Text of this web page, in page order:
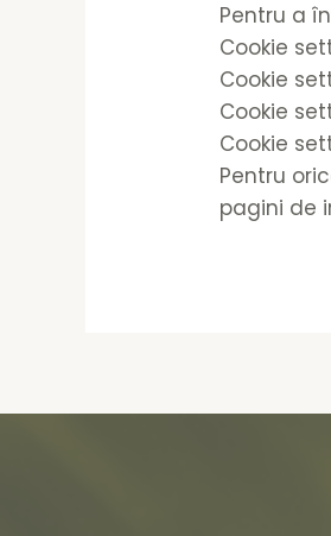
Pentru a
Cookie
Cookie
Cookie
Cookie
Pentru
pagini de